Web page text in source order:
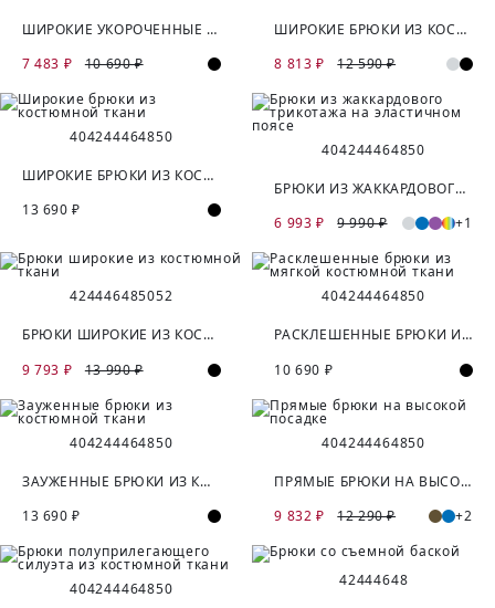
ШИРОКИЕ УКОРОЧЕННЫЕ БРЮКИ ИЗ КОСТЮМНОЙ ТКАНИ
7 483 ₽
10 690 ₽
ШИРОКИЕ БРЮКИ ИЗ КОСТЮМНОЙ ВИСКОЗНОЙ ТКАНИ
8 813 ₽
12 590 ₽
404244464850
ШИРОКИЕ БРЮКИ ИЗ КОСТЮМНОЙ ТКАНИ
13 690 ₽
404244464850
БРЮКИ ИЗ ЖАККАРДОВОГО ТРИКОТАЖА НА ЭЛАСТИЧНОМ ПОЯСЕ
6 993 ₽
9 990 ₽ +1
424446485052
БРЮКИ ШИРОКИЕ ИЗ КОСТЮМНОЙ ТКАНИ
9 793 ₽
13 990 ₽
404244464850
РАСКЛЕШЕННЫЕ БРЮКИ ИЗ МЯГКОЙ КОСТЮМНОЙ ТКАНИ
10 690 ₽
404244464850
ЗАУЖЕННЫЕ БРЮКИ ИЗ КОСТЮМНОЙ ТКАНИ
13 690 ₽
404244464850
ПРЯМЫЕ БРЮКИ НА ВЫСОКОЙ ПОСАДКЕ
9 832 ₽
12 290 ₽ +2
404244464850 42444648